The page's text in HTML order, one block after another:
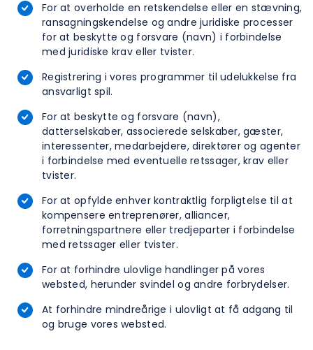
For at overholde en retskendelse eller en stævning,
ransagningskendelse og andre juridiske processer
for at beskytte og forsvare (navn) i forbindelse
med juridiske krav eller tvister.
Registrering i vores programmer til udelukkelse fra
ansvarligt spil.
For at beskytte og forsvare (navn),
datterselskaber, associerede selskaber, gæster,
interessenter, medarbejdere, direktører og agenter
i forbindelse med eventuelle retssager, krav eller
tvister.
For at opfylde enhver kontraktlig forpligtelse til at
kompensere entreprenører, alliancer,
forretningspartnere eller tredjeparter i forbindelse
med retssager eller tvister.
For at forhindre ulovlige handlinger på vores
websted, herunder svindel og andre forbrydelser.
At forhindre mindreårige i ulovligt at få adgang til
og bruge vores websted.